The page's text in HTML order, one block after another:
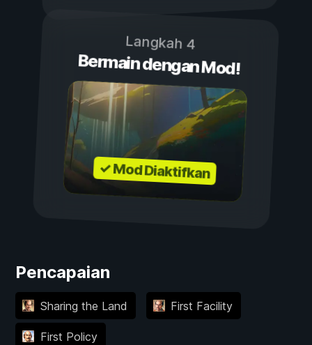
Langkah 4
Bermain dengan Mod!
✓ Mod Diaktifkan
Pencapaian
Sharing the Land First Facility
First Policy